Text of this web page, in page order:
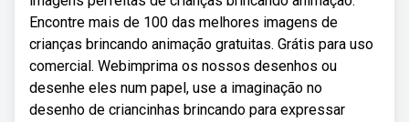
Encontre mais de 100 das melhores imagens de
crianças brincando animação gratuitas. Grátis para uso
comercial. Webimprima os nossos desenhos ou
desenhe eles num papel, use a imaginação no
desenho de criancinhas brincando para expressar